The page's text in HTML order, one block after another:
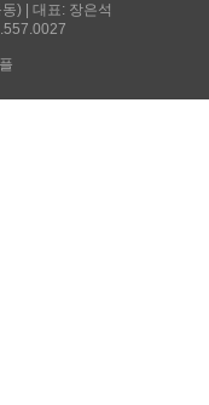
) | 대표: 장은석